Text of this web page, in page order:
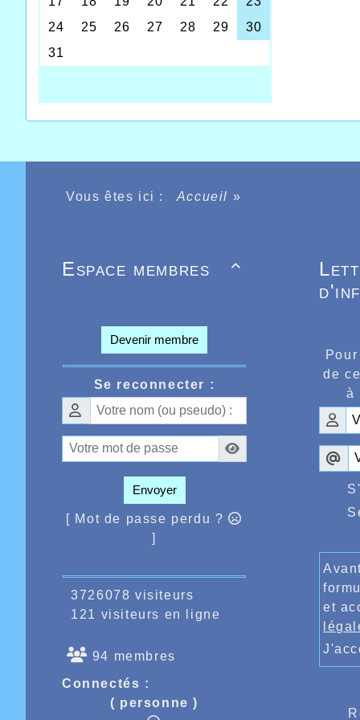
La
devait
mal,
les
de
avec
et où
Une
jours
très
Vous êtes ici : Accueil »

Espace membres
Devenir membre
Se reconnecter :
Envoyer
[ Mot de passe perdu ?
]
3726078 visiteurs
121 visiteurs en ligne
94 membres
Connectés :
( personne )
de
à
et